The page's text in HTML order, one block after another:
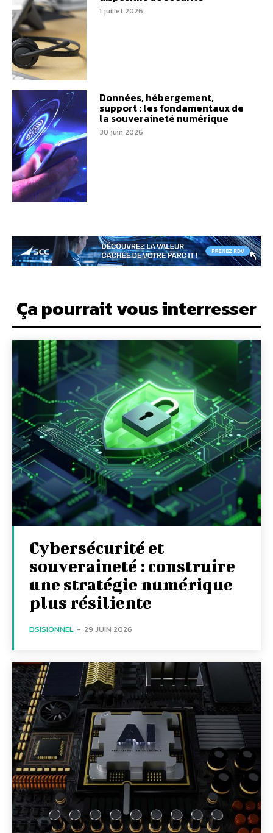
1 juillet 2026
Données, hébergement,
support : les fondamentaux de
la souveraineté numérique
30 juin 2026
Ça pourrait vous interresser
Cybersécurité et
souveraineté : construire
une stratégie numérique
plus résiliente
DSISIONNEL - 29 JUIN 2026